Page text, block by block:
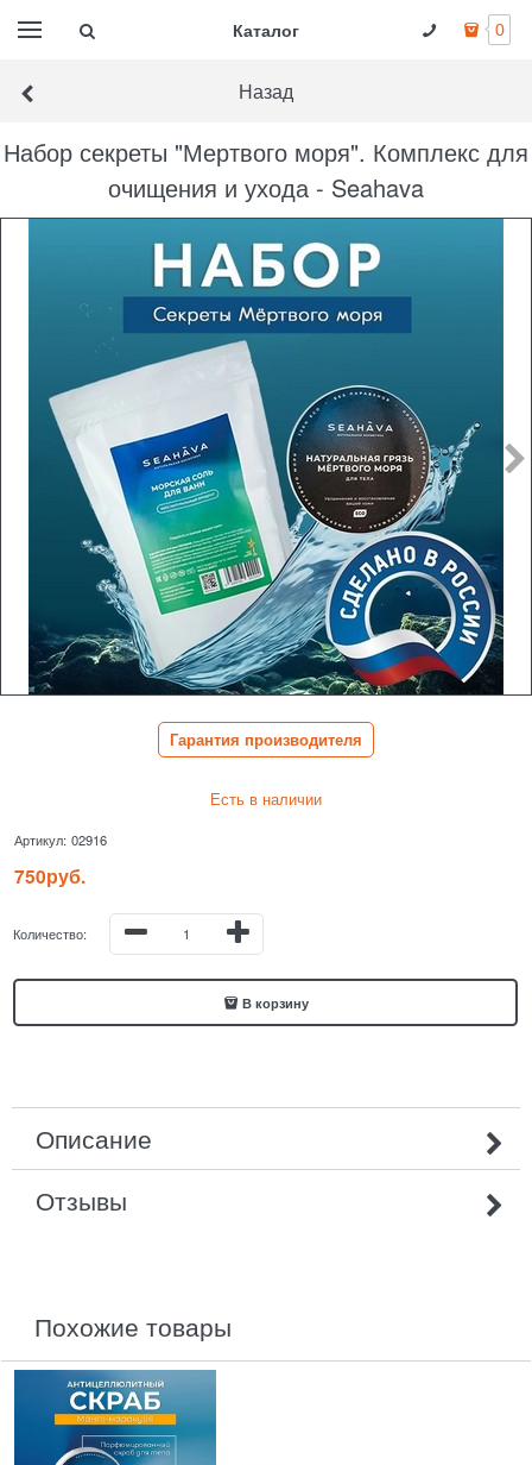
Каталог 0
Назад
Набор секреты "Мертвого моря". Комплекс для
очищения и ухода - Seahava
Гарантия производителя
Есть в наличии
Артикул: 02916
750руб.
Количество:
В корзину
Описание
Отзывы
похожие товары